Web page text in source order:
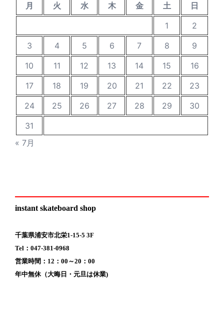
月 火 水 木 金 土
日
1
2
3
4 5 6 7 8
9
10
11 12 13 14 15
16
17
18 19 20 21 22
23
24
25 26 27 28 29
30
31
« 7月
instant skateboard shop
千葉県浦安市北栄1-15-5 3F
Tel：047-381-0968
営業時間：12：00～20：00
年中無休（大晦日・元旦は休業)